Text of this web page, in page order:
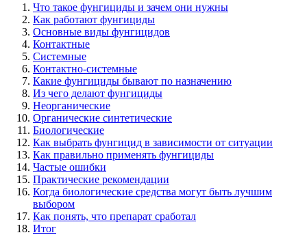
Что такое фунгициды и зачем они нужны
Как работают фунгициды
Основные виды фунгицидов
Контактные
Системные
Контактно-системные
Какие фунгициды бывают по назначению
Из чего делают фунгициды
Неорганические
Органические синтетические
Биологические
Как выбрать фунгицид в зависимости от ситуации
Как правильно применять фунгициды
Частые ошибки
Практические рекомендации
Когда биологические средства могут быть лучшим
выбором
Как понять, что препарат сработал
Итог